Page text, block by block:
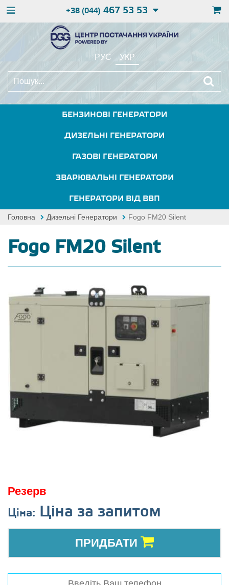
+38 (044) 467 53 53
РУС УКР
БЕНЗИНОВІ ГЕНЕРАТОРИ
ДИЗЕЛЬНІ ГЕНЕРАТОРИ
ГАЗОВІ ГЕНЕРАТОРИ
ЗВАРЮВАЛЬНІ ГЕНЕРАТОРИ
ГЕНЕРАТОРИ ВІД ВВП
Головна Дизельні Генератори Fogo FM20 Silent
Fogo FM20 Silent
Резерв
Ціна: Ціна за запитом
ПРИДБАТИ